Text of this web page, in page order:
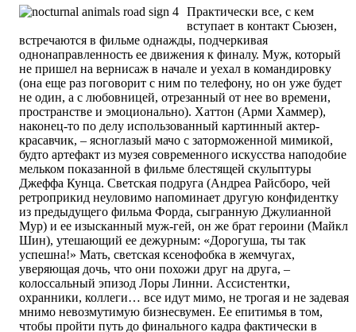
Практически все, с кем
вступает в контакт Сьюзен,
встречаются в фильме однажды, подчеркивая
однонаправленность ее движения к финалу. Муж, который
не пришел на вернисаж в начале и уехал в командировку
(она еще раз поговорит с ним по телефону, но он уже будет
не один, а с любовницей, отрезанный от нее во времени,
пространстве и эмоционально). Хаттон (Арми Хаммер),
наконец-то по делу использованный картинный актер-
красавчик, – ясноглазый мачо с заторможенной мимикой,
будто артефакт из музея современного искусства наподобие
мельком показанной в фильме блестящей скульптуры
Джеффа Кунца. Светская подруга (Андреа Райсборо, чей
ретроприкид неуловимо напоминает другую конфидентку
из предыдущего фильма Форда, сыгранную Джулианной
Мур) и ее изысканный муж-гей, он же брат героини (Майкл
Шин), утешающий ее дежурным: «Дорогуша, ты так
успешна!» Мать, светская ксенофобка в жемчугах,
уверяющая дочь, что они похожи друг на друга, –
колоссальный эпизод Лоры Линни. Ассистентки,
охранники, коллеги… все идут мимо, не трогая и не задевая
мнимо невозмутимую бизнесвумен. Ее епитимья в том,
чтобы пройти путь до финального кадра фактически в